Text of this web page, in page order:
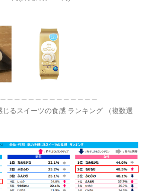
るスイーツの食感 ランキング （複数選